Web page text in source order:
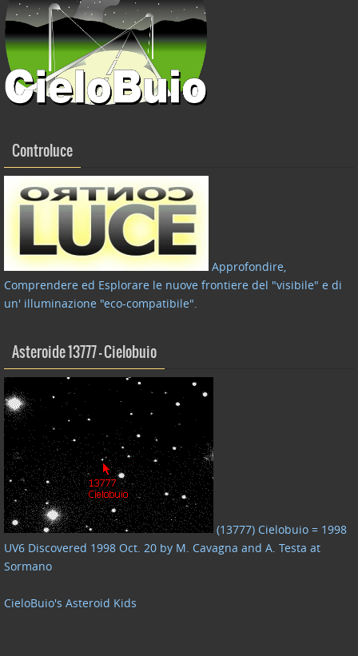
Controluce
Approfondire,
Comprendere ed Esplorare le nuove frontiere del "visibile" e di
un' illuminazione "eco-compatibile".
Asteroide 13777 – Cielobuio
(13777) Cielobuio = 1998
UV6 Discovered 1998 Oct. 20 by M. Cavagna and A. Testa at
Sormano
CieloBuio's Asteroid Kids